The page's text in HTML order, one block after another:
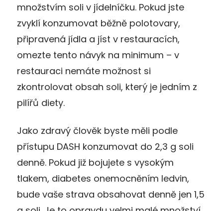
množstvím soli v jídelníčku. Pokud jste
zvyklí konzumovat běžně polotovary,
připravená jídla a jíst v restauracích,
omezte tento návyk na minimum – v
restauraci nemáte možnost si
zkontrolovat obsah soli, který je jedním z
pilířů diety.
Jako zdravý člověk byste měli podle
přístupu DASH konzumovat do 2,3 g soli
denně. Pokud již bojujete s vysokým
tlakem, diabetes onemocněním ledvin,
bude vaše strava obsahovat denně jen 1,5